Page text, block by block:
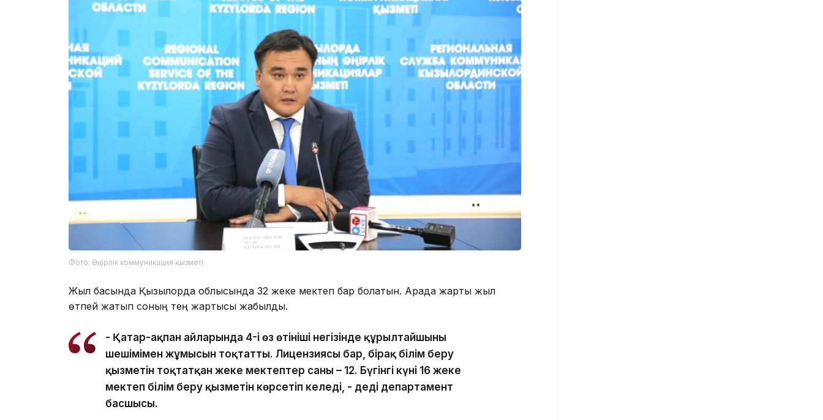
Фото: Өңірлік коммуникация қызметі
Жыл басында Қызылорда облысында 32 жеке мектеп бар болатын. Арада жарты жыл
өтпей жатып соның тең жартысы жабылды.
- Қаңтар-ақпан айларында 4-і өз өтініші негізінде құрылтайшының
шешімімен жұмысын тоқтатты. Лицензиясы бар, бірақ білім беру
қызметін тоқтатқан жеке мектептер саны – 12. Бүгінгі күні 16 жеке
мектеп білім беру қызметін көрсетіп келеді, - деді департамент
басшысы.